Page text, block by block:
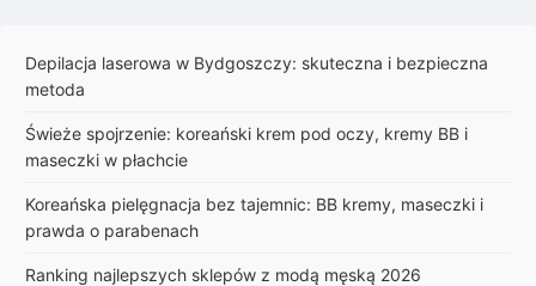
Depilacja laserowa w Bydgoszczy: skuteczna i bezpieczna
metoda
Świeże spojrzenie: koreański krem pod oczy, kremy BB i
maseczki w płachcie
Koreańska pielęgnacja bez tajemnic: BB kremy, maseczki i
prawda o parabenach
Ranking najlepszych sklepów z modą męską 2026